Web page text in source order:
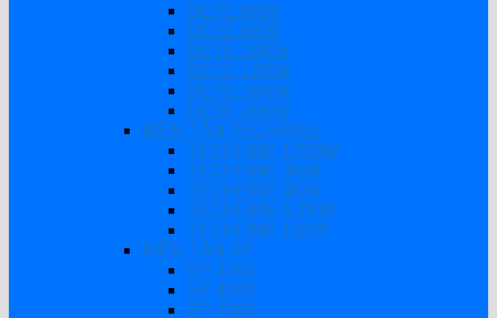
DEYE 6KW
DEYE 8KW
DEYE 10KW
DEYE 12KW
DEYE 16KW
DEYE 20KW
BIẾN TẦN TECHFINE
TECHFINE 1200W
TECHFINE 3KW
TECHFINE 4KW
TECHFINE 6.2KW
TECHFINE 11KW
BIẾN TẦN SP
SP 3200
SP 4200
SP 7000